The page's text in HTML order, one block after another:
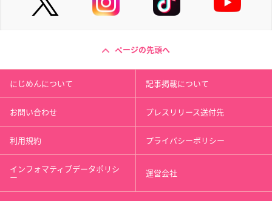
ページの先頭へ
にじめんについて 記事掲載について
お問い合わせ プレスリリース送付先
利用規約 プライバシーポリシー
インフォマティブデータポリシ
ー 運営会社